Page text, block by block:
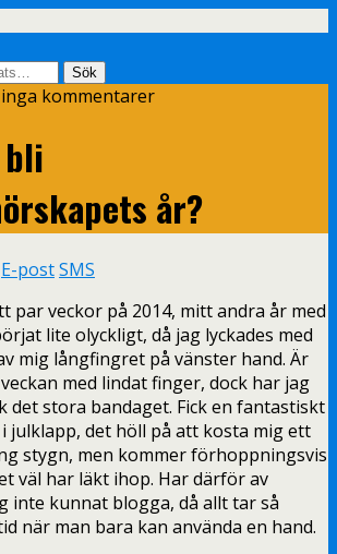
inga kommentarer
år?
E-postSMS
par veckor på 2014, mitt andra år med
lite olyckligt, då jag lyckades med
mig långfingret på vänster hand. Är
med lindat finger, dock har jag
det stora bandaget. Fick en fantastiskt
julklapp, det höll på att kosta mig ett
stygn, men kommer förhoppningsvis
väl har läkt ihop. Har därför av
inte kunnat blogga, då allt tar så
när man bara kan använda en hand.